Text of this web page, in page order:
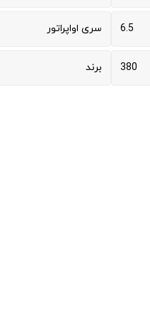
6.5
380
سری اواپراتور
برند